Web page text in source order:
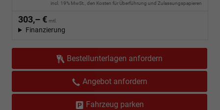
incl. 19% MwSt., den Kosten für Überführung und Zulassungspapieren
303,– € mtl.
Finanzierung
Bestellunterlagen anfordern
Angebot anfordern
Fahrzeug parken